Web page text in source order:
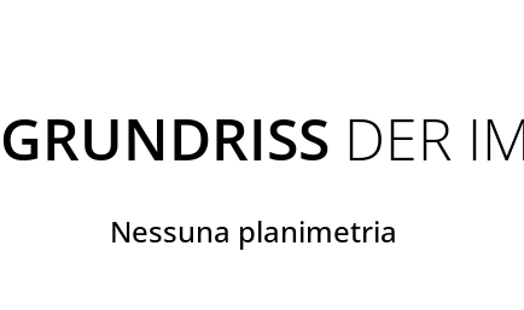
GRUNDRISS DER
Nessuna planimetria